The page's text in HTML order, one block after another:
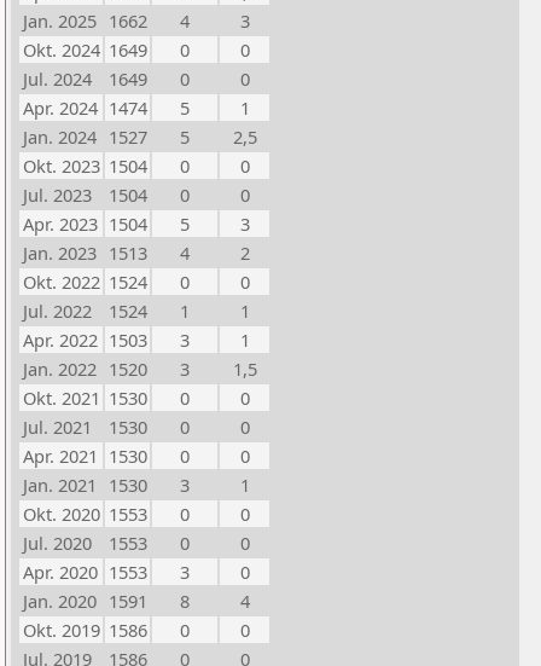
Jan. 2025 1662 4
3
Okt. 2024 1649 0
0
Jul. 2024
1649 0
0
Apr. 2024 1474 5
1
Jan. 2024 1527 5
2,5
Okt. 2023 1504 0
0
Jul. 2023
1504 0
0
Apr. 2023 1504 5
3
Jan. 2023 1513 4
2
Okt. 2022 1524 0
0
Jul. 2022
1524 1
1
Apr. 2022 1503 3
1
Jan. 2022 1520 3
1,5
Okt. 2021 1530 0
0
Jul. 2021
1530 0
0
Apr. 2021 1530 0
0
Jan. 2021
1530 3
1
Okt. 2020 1553 0
0
Jul. 2020
1553 0
0
Apr. 2020 1553 3
0
Jan. 2020 1591 8
4
Okt. 2019 1586 0
0
Jul. 2019
1586 0
0